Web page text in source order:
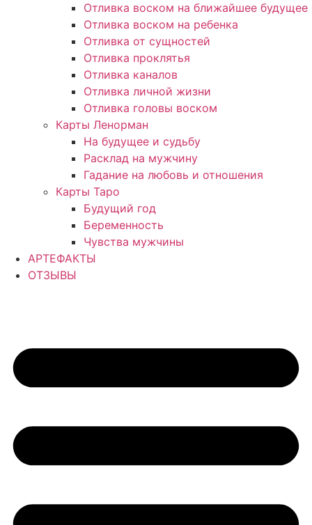
Отливка воском на ближайшее будущее
Отливка воском на ребенка
Отливка от сущностей
Отливка проклятья
Отливка каналов
Отливка личной жизни
Отливка головы воском
Карты Ленорман
На будущее и судьбу
Расклад на мужчину
Гадание на любовь и отношения
Карты Таро
Будущий год
Беременность
Чувства мужчины
АРТЕФАКТЫ
ОТЗЫВЫ